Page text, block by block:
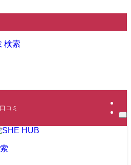
検索
コミ」から転職・就職に役立つ情報を提供